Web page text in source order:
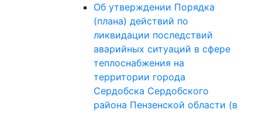
Об утверждении Порядка
(плана) действий по
ликвидации последствий
аварийных ситуаций в сфере
теплоснабжения на
территории города
Сердобска Сердобского
района Пензенской области (в